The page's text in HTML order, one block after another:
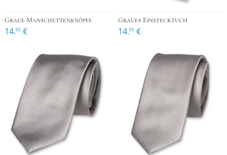
Graue Manschettenknöpfe
14.95 €
Graues Einstecktuch
14.95 €